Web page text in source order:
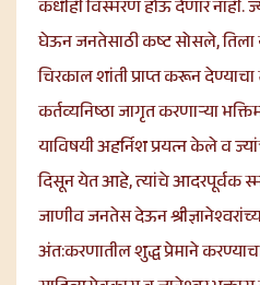
कधीही विस्मरण होऊ देणार नाही.
घेऊन जनतेसाठी कष्ट सोसले,
चिरकाल शांती प्राप्त करून देण्याचा
कर्तव्यनिष्ठा जागृत करणाऱ्या
याविषयी अहर्निश प्रयत्न केले व
दिसून येत आहे, त्यांचे आदरपूर्वक
जाणीव जनतेस देऊन
अंत:करणातील शुद्ध प्रेमाने